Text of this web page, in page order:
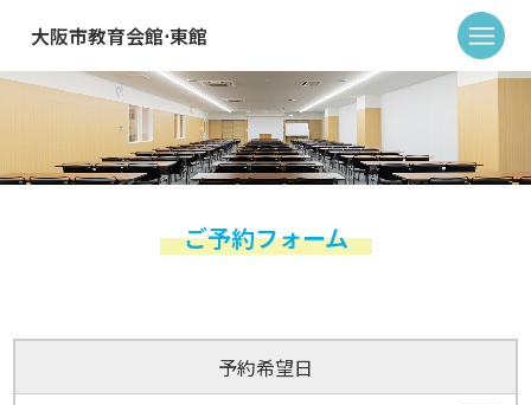
大阪市教育会館⋅東館
ご予約フォーム
予約希望日